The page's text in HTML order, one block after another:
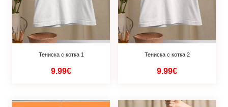
Тениска с котка 1
9.99€
Тениска с котка 2
9.99€